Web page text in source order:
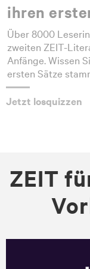
ihren
Über 8000
zweiten ZEIT-
Anfänge. Wissen
ersten Sätze
Jetzt losquizzen
ZEIT